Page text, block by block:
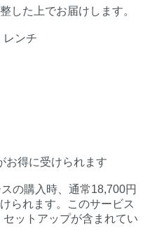
した上でお届けします。
レンチ
お得に受けられます
の購入時、通常18,700円
られます。このサービス
ットアップが含まれてい